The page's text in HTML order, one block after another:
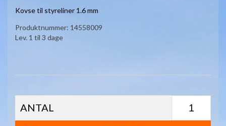
Kovse til styreliner 1.6 mm
Produktnummer: 14558009
Lev. 1 til 3 dage
ANTAL